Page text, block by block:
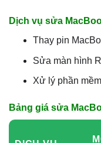
Dịch vụ sửa
Thay pin
Sửa màn hình
Xử lý phần
Bảng giá sửa